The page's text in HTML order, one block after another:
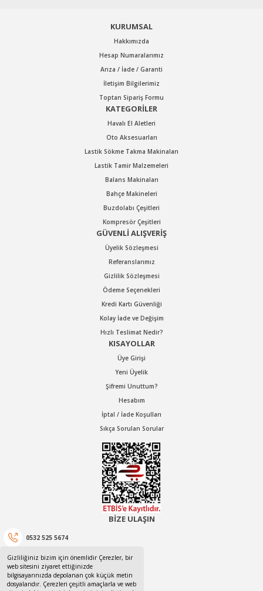
Gizliliğiniz bizim için önemlidir Çerezler, bir
web sitesini ziyaret ettiğinizde
bilgisayarınızda depolanan çok küçük metin
dosyalarıdır. Çerezleri çeşitli amaçlarla ve web
Gönder
KURUMSAL
Hakkımızda
Hesap Numaralarımız
Arıza / İade / Garanti
İletişim Bilgilerimiz
Toptan Sipariş Formu
KATEGORİLER
Havalı El Aletleri
Oto Aksesuarları
Lastik Sökme Takma Makinaları
Lastik Tamir Malzemeleri
Balans Makinaları
Bahçe Makineleri
Buzdolabı Çeşitleri
Kompresör Çeşitleri
GÜVENLİ ALIŞVERİŞ
Üyelik Sözleşmesi
Referanslarımız
Gizlilik Sözleşmesi
Ödeme Seçenekleri
Kredi Kartı Güvenliği
Kolay İade ve Değişim
Hızlı Teslimat Nedir?
KISAYOLLAR
Üye Girişi
Yeni Üyelik
Şifremi Unuttum?
Hesabım
İptal / İade Koşulları
Sıkça Sorulan Sorular
BİZE ULAŞIN
0532 525 5674
0532 525 5674
canotom41@gmail.com